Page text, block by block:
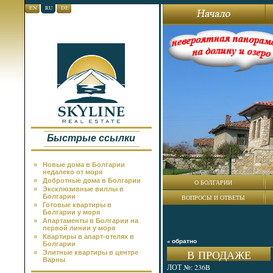
EN RU DE
Быстрые ссылки
»
Новые дома в Болгарии
недалеко от моря
»
Добротные дома в Болгарии
»
Эксклюзивные виллы в
Болгарии
»
Готовые квартиры в
Болгарии у моря
»
Апартаменты в Болгарии на
первой линии у моря
»
Квартиры в апарт-отелях в
Болгарии
»
Элитные квартиры в центре
Варны
О БОЛГАРИИ
ВОПРОСЫ И ОТВЕТЫ
« обратно
В ПРОДАЖЕ
ЛОТ №: 236B